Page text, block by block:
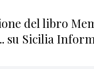
del libro
su Sicilia